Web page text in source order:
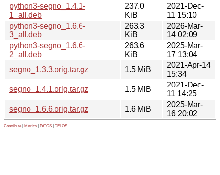
python3-segno_1.4.1-
1_all.deb
237.0
KiB
2021-Dec-
11 15:10
python3-segno_1.6.6-
3_all.deb
263.3
KiB
2026-Mar-
14 02:09
python3-segno_1.6.6-
2_all.deb
263.6
KiB
2025-Mar-
17 13:04
segno_1.3.3.orig.tar.gz
1.5 MiB
2021-Apr-14
15:34
segno_1.4.1.orig.tar.gz
1.5 MiB
2021-Dec-
11 14:25
segno_1.6.6.orig.tar.gz
1.6 MiB
2025-Mar-
16 20:02
Contribute Metrics PATOS GELOS